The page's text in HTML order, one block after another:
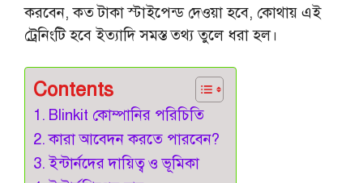
করবেন, কত টাকা স্টাইপেন্ড দেওয়া হবে, কোথায় এই
ট্রেনিংটি হবে ইত্যাদি সমস্ত তথ্য তুলে ধরা হল।
Contents
Blinkit কোম্পানির পরিচিতি
কারা আবেদন করতে পারবেন?
ইন্টার্নদের দায়িত্ব ও ভূমিকা